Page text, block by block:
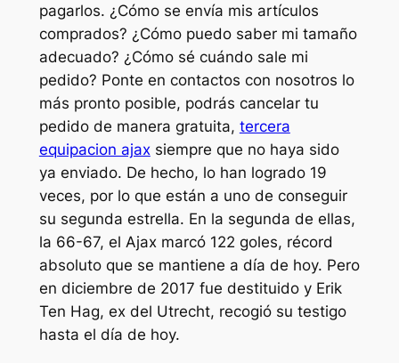
pagarlos. ¿Cómo se envía mis artículos
comprados? ¿Cómo puedo saber mi tamaño
adecuado? ¿Cómo sé cuándo sale mi
pedido? Ponte en contactos con nosotros lo
más pronto posible, podrás cancelar tu
pedido de manera gratuita, tercera
equipacion ajaxsiempre que no haya sido
ya enviado. De hecho, lo han logrado 19
veces, por lo que están a uno de conseguir
su segunda estrella. En la segunda de ellas,
la 66-67, el Ajax marcó 122 goles, récord
absoluto que se mantiene a día de hoy. Pero
en diciembre de 2017 fue destituido y Erik
Ten Hag, ex del Utrecht, recogió su testigo
hasta el día de hoy.